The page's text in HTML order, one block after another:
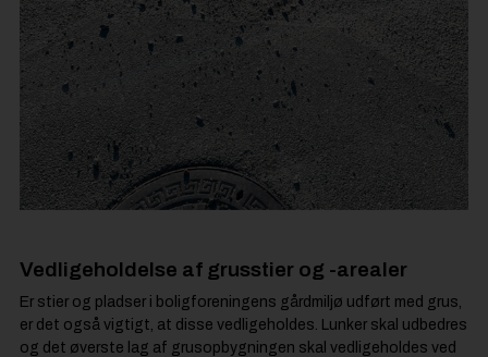
Vedligeholdelse af grusstier og -arealer
Er stier og pladser i boligforeningens gårdmiljø udført med grus,
er det også vigtigt, at disse vedligeholdes. Lunker skal udbedres
og det øverste lag af grusopbygningen skal vedligeholdes ved